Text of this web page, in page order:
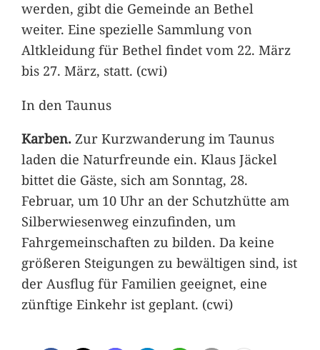
werden, gibt die Gemeinde an Bethel
weiter. Eine spezielle Sammlung von
Altkleidung für Bethel findet vom 22. März
bis 27. März, statt. (cwi)
In den Taunus
Karben.Zur Kurzwanderung im Taunus
laden die Naturfreunde ein. Klaus Jäckel
bittet die Gäste, sich am Sonntag, 28.
Februar, um 10 Uhr an der Schutzhütte am
Silberwiesenweg einzufinden, um
Fahrgemeinschaften zu bilden. Da keine
größeren Steigungen zu bewältigen sind, ist
der Ausflug für Familien geeignet, eine
zünftige Einkehr ist geplant. (cwi)